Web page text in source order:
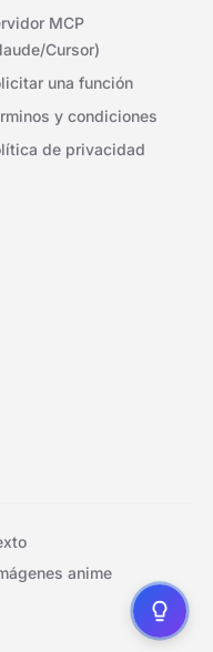
MCP
Cursor)
una función
y condiciones
de privacidad
anime